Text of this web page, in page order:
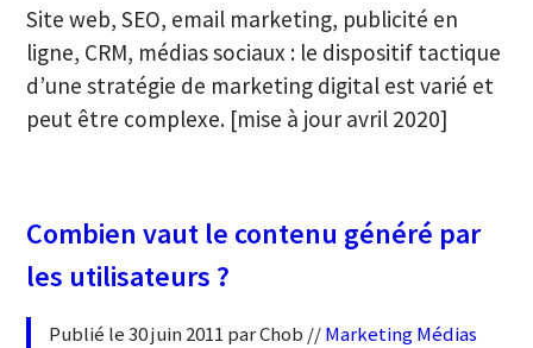
Site web, SEO, email marketing, publicité en
ligne, CRM, médias sociaux : le dispositif tactique
d’une stratégie de marketing digital est varié et
peut être complexe. [mise à jour avril 2020]
Combien vaut le contenu généré par
les utilisateurs ?
Publié le 30 juin 2011 par Chob //MarketingMédias